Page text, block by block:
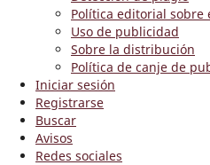
Política editorial
Uso de publicidad
Sobre la distribución
Política de canje de
Iniciar sesión
Registrarse
Buscar
Avisos
Redes sociales